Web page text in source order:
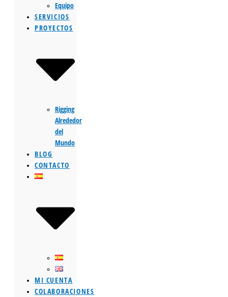
Equipo
SERVICIOS
PROYECTOS
Rigging
Alrededor
del
Mundo
BLOG
CONTACTO
MI CUENTA
COLABORACIONES